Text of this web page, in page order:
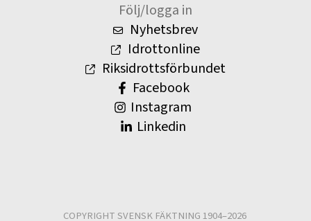
Följ/logga in
Nyhetsbrev
Idrottonline
Riksidrottsförbundet
Facebook
Instagram
Linkedin
COPYRIGHT SVENSK FÄKTNING 1904–2026